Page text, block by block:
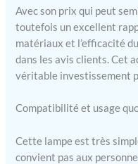
Avec son prix qui peut
toutefois un excellent
matériaux et l’efficacité
dans les avis clients. Cet
véritable investissement
Compatibilité et usage
Cette lampe est très
convient pas aux